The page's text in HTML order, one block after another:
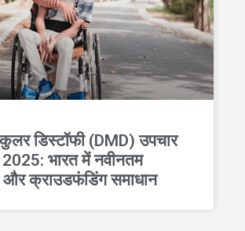
डिस्टॉफी (DMD) उपचार
भारत में नवीनतम
और क्राउडफंडिंग समाधान